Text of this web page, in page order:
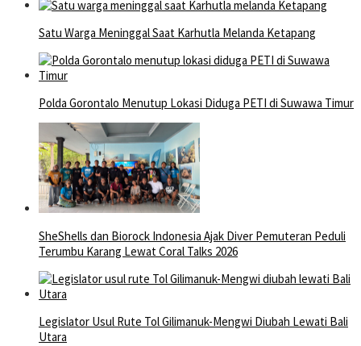
Satu Warga Meninggal Saat Karhutla Melanda Ketapang
Polda Gorontalo Menutup Lokasi Diduga PETI di Suwawa Timur
SheShells dan Biorock Indonesia Ajak Diver Pemuteran Peduli
Terumbu Karang Lewat Coral Talks 2026
Legislator Usul Rute Tol Gilimanuk-Mengwi Diubah Lewati Bali
Utara